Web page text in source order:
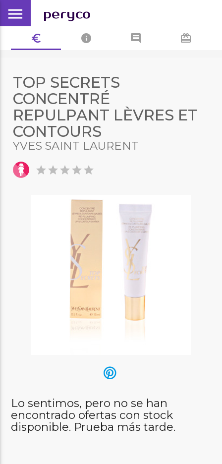
menu peryco
euro_symbol info comment card_giftcard
TOP SECRETS
CONCENTRÉ
REPULPANT LÈVRES ET
CONTOURS
YVES SAINT LAURENT
starstarstarstarstar
Lo sentimos, pero no se han
encontrado ofertas con stock
disponible. Prueba más tarde.